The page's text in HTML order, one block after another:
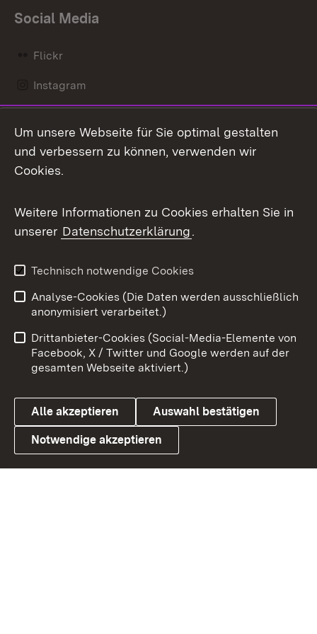
Social Media
Flickr
Instagram
Mastodon
Messenger
Social Wall
X / Twitter
Youtube
Link zum Landesportal
Benutzungshinweise
Barrierefreiheit
Datenschutz
Cookies
Um unsere Webseite für Sie optimal gestalten
und verbessern zu können, verwenden wir
Cookies.
Weitere Informationen zu Cookies erhalten Sie in
unserer Datenschutzerklärung.
Technisch notwendige Cookies
Analyse-Cookies (Die Daten werden ausschließlich
anonymisiert verarbeitet.)
Drittanbieter-Cookies (Social-Media-Elemente von
Facebook, X / Twitter und Google werden auf der
gesamten Webseite aktiviert.)
Alle akzeptieren Auswahl bestätigen
Notwendige akzeptieren